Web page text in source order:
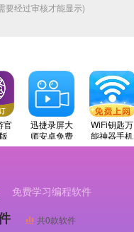
要经过审核才能显示)
官
迅捷录屏大
师安卓免费
版
WiFi钥匙万
能神器手机
最新版
免费学习编程软件
共0款软件